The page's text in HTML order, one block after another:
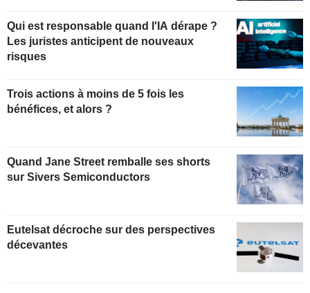
Qui est responsable quand l'IA dérape ?
Les juristes anticipent de nouveaux
risques
Trois actions à moins de 5 fois les
bénéfices, et alors ?
Quand Jane Street remballe ses shorts
sur Sivers Semiconductors
Eutelsat décroche sur des perspectives
décevantes